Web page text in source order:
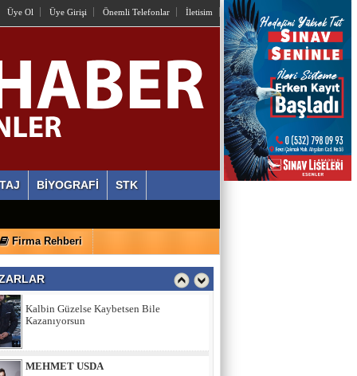
Üye Ol Üye Girişi Önemli Telefonlar İletisim
BİYOGRAFİ STK
Firma Rehberi
İstiyorlar Ki Unutalım!
AYLİN ALVEREN ÖZEN
SEN SACA GEL YETER
Ahlaki Yozlaşma Platformları
HASAN AKSOY
Kalbin Güzelse Kaybetsen Bile
MEHMET USDA
Sporun Dikkat Eksikliği ve Hipertivite